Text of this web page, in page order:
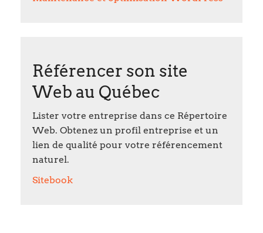
Référencer son site
Web au Québec
Lister votre entreprise dans ce Répertoire
Web. Obtenez un profil entreprise et un
lien de qualité pour votre référencement
naturel.
Sitebook